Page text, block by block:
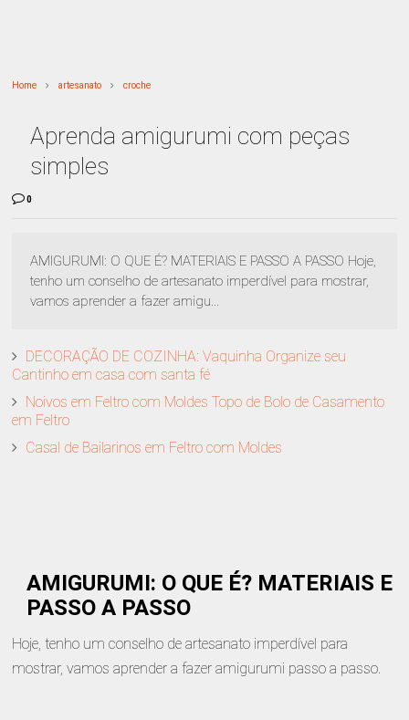
Home artesanato croche
Aprenda amigurumi com peças
simples
0
AMIGURUMI: O QUE É? MATERIAIS E PASSO A PASSO Hoje,
tenho um conselho de artesanato imperdível para mostrar,
vamos aprender a fazer amigu...
DECORAÇÃO DE COZINHA: Vaquinha Organize seu
Cantinho em casa com santa fé
Noivos em Feltro com Moldes Topo de Bolo de Casamento
em Feltro
Casal de Bailarinos em Feltro com Moldes
AMIGURUMI: O QUE É? MATERIAIS E
PASSO A PASSO
Hoje, tenho um conselho de artesanato imperdível para
mostrar, vamos aprender a fazer amigurumi passo a passo.